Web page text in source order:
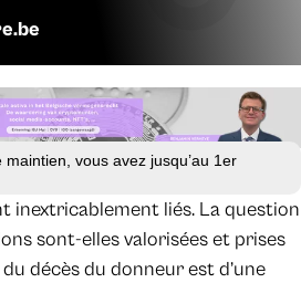
vous avez jusqu’au 1er
inextricablement liés. La question
sont-elles valorisées et prises
décès du donneur est d’une